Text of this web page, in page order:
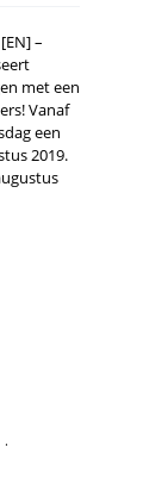
–
met een
Vanaf
een
2019.